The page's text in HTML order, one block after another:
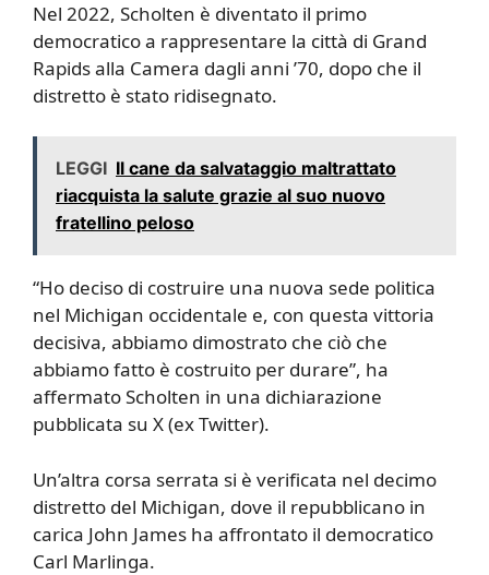
Nel 2022, Scholten è diventato il primo
democratico a rappresentare la città di Grand
Rapids alla Camera dagli anni ’70, dopo che il
distretto è stato ridisegnato.
LEGGI Il cane da salvataggio maltrattato
riacquista la salute grazie al suo nuovo
fratellino peloso
“Ho deciso di costruire una nuova sede politica
nel Michigan occidentale e, con questa vittoria
decisiva, abbiamo dimostrato che ciò che
abbiamo fatto è costruito per durare”, ha
affermato Scholten in una dichiarazione
pubblicata su X (ex Twitter).
Un’altra corsa serrata si è verificata nel decimo
distretto del Michigan, dove il repubblicano in
carica John James ha affrontato il democratico
Carl Marlinga.